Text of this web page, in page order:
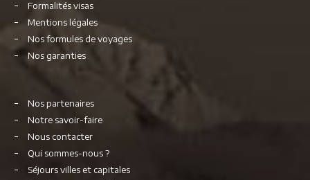
Formalités visas
Mentions légales
Nos formules de voyages
Nos garanties
Nos partenaires
Notre savoir-faire
Nous contacter
Qui sommes-nous ?
Séjours villes et capitales